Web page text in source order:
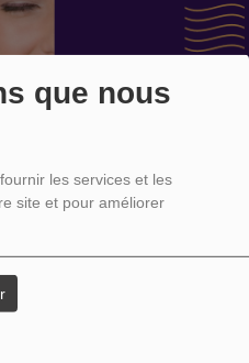
que nous
les services et les
site et pour améliorer